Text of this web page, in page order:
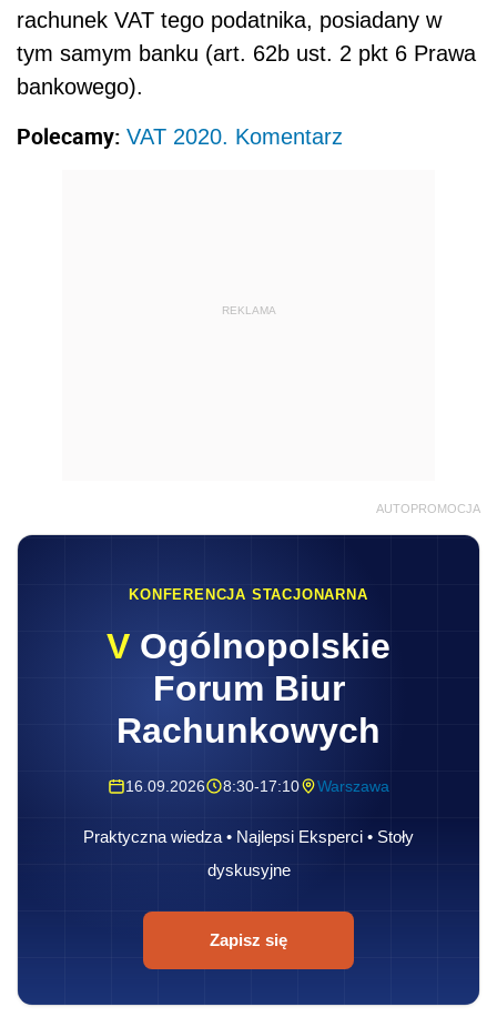
rachunek VAT tego podatnika, posiadany w
tym samym banku (art. 62b ust. 2 pkt 6 Prawa
bankowego).
Polecamy: VAT 2020. Komentarz
REKLAMA
AUTOPROMOCJA
KONFERENCJA STACJONARNA
V Ogólnopolskie
Forum Biur
Rachunkowych
16.09.2026 8:30-17:10 Warszawa
Praktyczna wiedza • Najlepsi Eksperci • Stoły
dyskusyjne
Zapisz się